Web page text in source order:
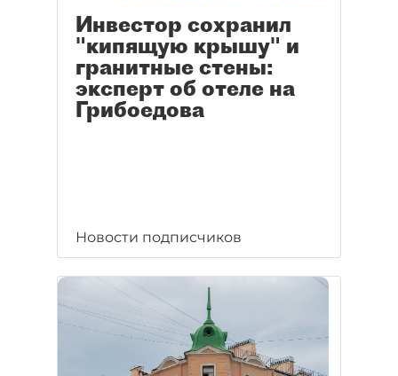
Инвестор сохранил
"кипящую крышу" и
гранитные стены:
эксперт об отеле на
Грибоедова
Новости подписчиков